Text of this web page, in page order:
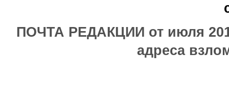
ПОЧТА РЕДАКЦИИ от июля
адреса